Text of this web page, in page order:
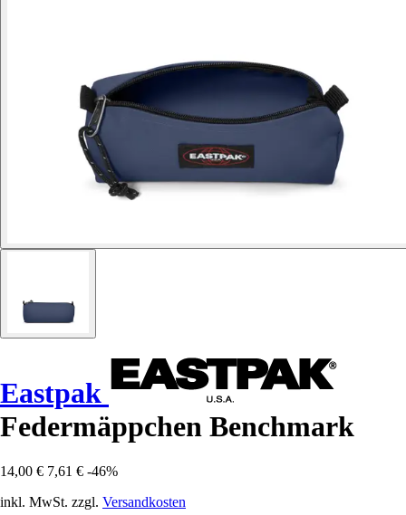
Eastpak
Federmäppchen Benchmark
14,00 € 7,61 € -46%
inkl. MwSt. zzgl. Versandkosten